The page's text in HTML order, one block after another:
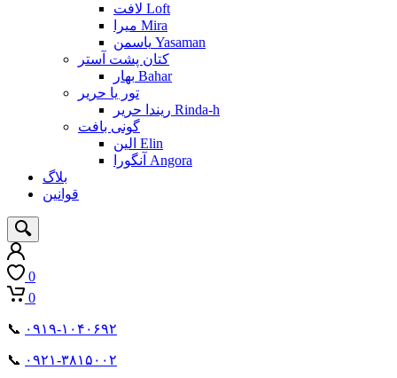
لافت Loft
میرا Mira
یاسمن Yasaman
کتان پشت آستر
بهار Bahar
تور یا حریر
ریندا حریر Rinda-h
گونی بافت
الین Elin
آنگورا Angora
بلاگ
قوانین
0
0
📞 ۰۹۱۹-۱۰۴۰۶۹۲
📞 ۰۹۲۱-۳۸۱۵۰۰۲